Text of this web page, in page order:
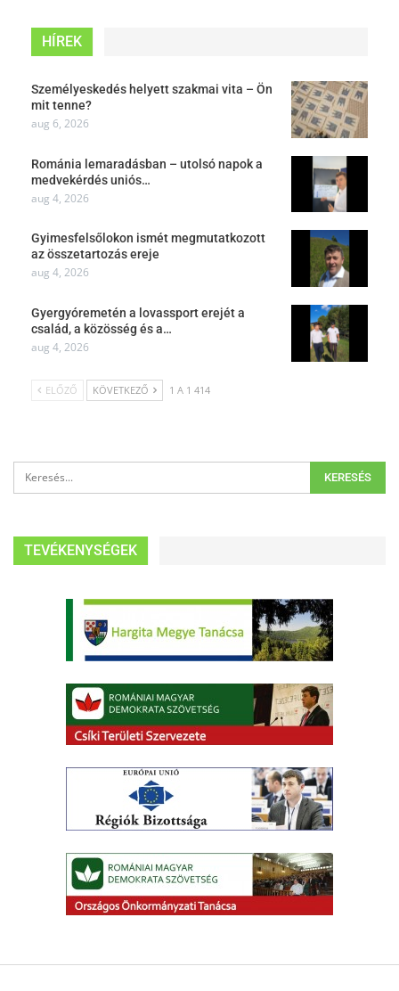
HÍREK
Személyeskedés helyett szakmai vita – Ön
mit tenne?
aug 6, 2026
Románia lemaradásban – utolsó napok a
medvekérdés uniós…
aug 4, 2026
Gyimesfelsőlokon ismét megmutatkozott
az összetartozás ereje
aug 4, 2026
Gyergyóremetén a lovassport erejét a
család, a közösség és a…
aug 4, 2026
ELŐZŐ KÖVETKEZŐ 1 A 1 414
TEVÉKENYSÉGEK